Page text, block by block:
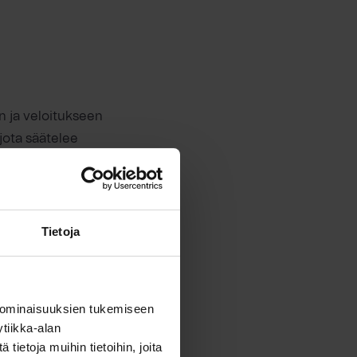
Tietoja
tukemiseen
alan
tietoja muihin tietoihin, joita
ja veloitukseen
säätelee
aikana.
on